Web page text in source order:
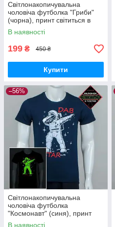
Cвітлонакопичувальна
чоловіча футболка "Гриби"
(чорна), принт світиться в
темряві 2XL
В наявності
199 ₴ 450 ₴
Купити
–56%
Cвітлонакопичувальна
чоловіча футболка
"Космонавт" (синя), принт
світиться в темряві 2XL
В наявності